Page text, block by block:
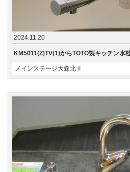
2024.11.20
KM5011(Z)TV(1)からTOTO製キッチン
メインステージ大森北Ⅱ